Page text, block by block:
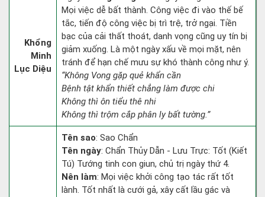
Khổng
Minh
Lục Diệu
Mọi việc dễ bất thành. Công việc đi vào thế bế
tắc, tiến độ công việc bị trì trệ, trở ngại. Tiền
bạc của cải thất thoát, danh vọng cũng uy tín bị
giảm xuống. Là một ngày xấu về mọi mặt, nên
tránh để hạn chế mưu sự khó thành công như ý.
“Không Vong gặp quẻ khẩn cần
Bệnh tật khẩn thiết chẳng làm được chi
Không thì ôn tiểu thê nhi
Không thì trộm cắp phân ly bất tường.”
Tên sao: Sao Chẩn
Tên ngày: Chẩn Thủy Dẫn - Lưu Trực: Tốt (Kiết
Tú) Tướng tinh con giun, chủ trị ngày thứ 4.
Nên làm: Mọi việc khởi công tạo tác rất tốt
lành. Tốt nhất là cưới gả, xây cất lầu gác và